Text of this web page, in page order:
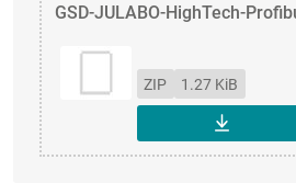
GSD-JULABO-HighTech-
ZIP 1.27 KiB